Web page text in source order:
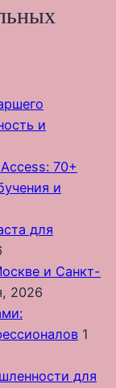
и
70+
и
для
и Санкт-
2026
1
для